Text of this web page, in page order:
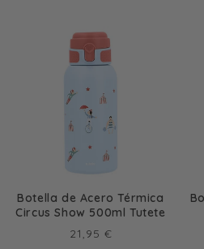
Botella de Acero Térmica
Circus Show 500ml Tutete
Precio
21,95 €